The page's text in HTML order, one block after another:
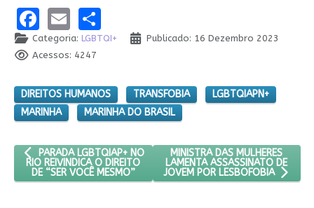
Facebook
EmailShare
Categoria: LGBTQI+
Publicado: 16 Dezembro 2023
Acessos: 4247
DIREITOS HUMANOS TRANSFOBIA
LGBTQIAPN+
MARINHA
MARINHA DO BRASIL
ARTIGO ANTERIOR: PARADA LGBTQIAP+ NO RIO REIVINDICA O
PARADA LGBTQIAP+ NO
RIO REIVINDICA O DIREITO
DE “SER VOCÊ MESMO”
PRÓXIMO ARTIGO: MINISTRA
MINISTRA DAS MULHERES
LAMENTA ASSASSINATO DE
JOVEM POR LESBOFOBIA